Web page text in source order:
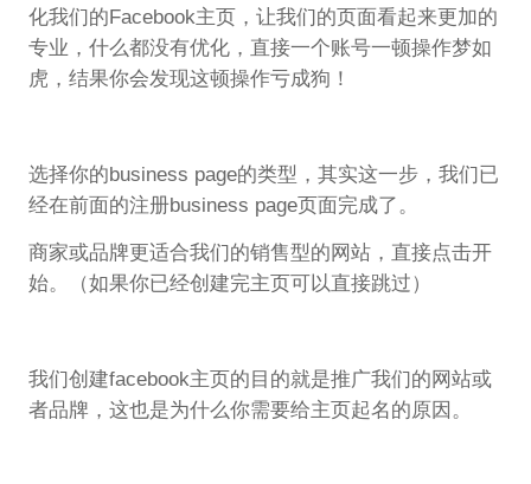
化我们的Facebook主页，让我们的页面看起来更加的
专业，什么都没有优化，直接一个账号一顿操作梦如
虎，结果你会发现这顿操作亏成狗！
选择你的business page的类型，其实这一步，我们已
经在前面的注册business page页面完成了。
商家或品牌更适合我们的销售型的网站，直接点击开
始。（如果你已经创建完主页可以直接跳过）
我们创建facebook主页的目的就是推广我们的网站或
者品牌，这也是为什么你需要给主页起名的原因。